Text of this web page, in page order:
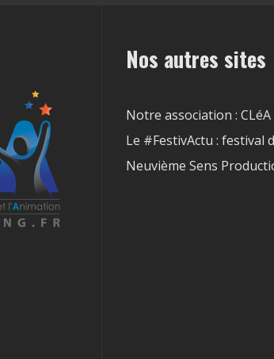
Nos autres sites
Notre association :
Le #FestivActu : festival
Neuvième Sens